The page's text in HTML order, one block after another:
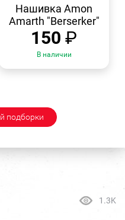
ПРОСМОТР
Нашивка Amon
Amarth "Berserker"
150 ₽
В наличии
подборки
1.3K